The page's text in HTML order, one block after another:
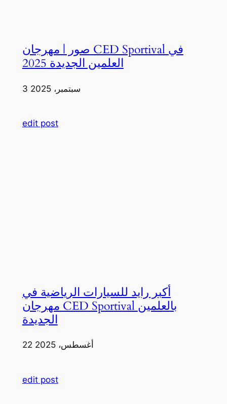
صور | مهرجان CED Sportival في
العلمين الجديدة 2025
3 سبتمبر، 2025
edit post
أكبر رايد للسيارات الرياضية في
مهرجان CED Sportival بالعلمين
الجديدة
22 أغسطس، 2025
edit post